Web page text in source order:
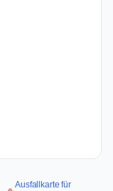
Ausfallkarte für